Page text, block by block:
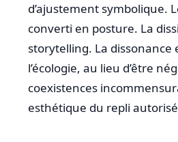
d’ajustement symbolique.
converti en posture. La
storytelling. La dissonance
l’écologie, au lieu d’être
coexistences
esthétique du repli